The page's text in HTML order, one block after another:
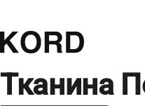
Тканина